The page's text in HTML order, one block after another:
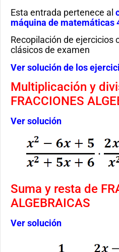
Esta entrada pertenece al
máquina de matemáticas
Recopilación de ejercicios
clásicos de examen
Ver solución de los
Multiplicación y
FRACCIONES
Ver solución
Suma y resta de
ALGEBRAICAS
Ver solución